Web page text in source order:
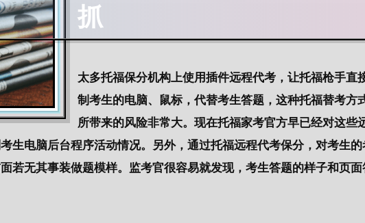
抓
太多托福保分机构上使用插件远程代考，让托福枪手直
制考生的电脑、鼠标，代替考生答题，这种托福替考方
所带来的风险非常大。现在托福家考官方早已经对这些
生电脑后台程序活动情况。另外，通过托福远程代考保分，对考生的
若无其事装做题模样。监考官很容易就发现，考生答题的样子和页面